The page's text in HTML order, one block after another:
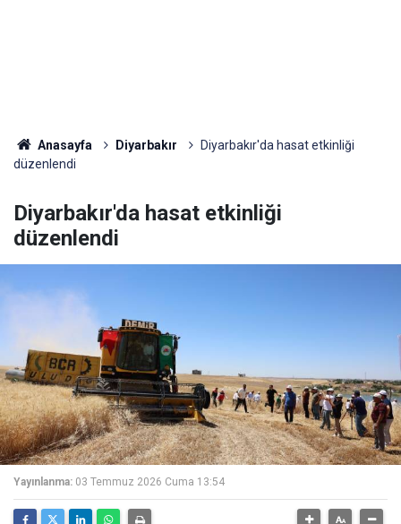
Anasayfa Diyarbakır
Diyarbakır'da hasat etkinliği
düzenlendi
Diyarbakır'da hasat etkinliği
düzenlendi
Yayınlanma: 03 Temmuz 2026 Cuma 13:54